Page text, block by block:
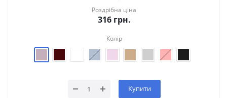
Роздрібна ціна
316грн.
Колір
Купити